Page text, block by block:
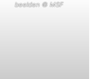
beelden © MSF